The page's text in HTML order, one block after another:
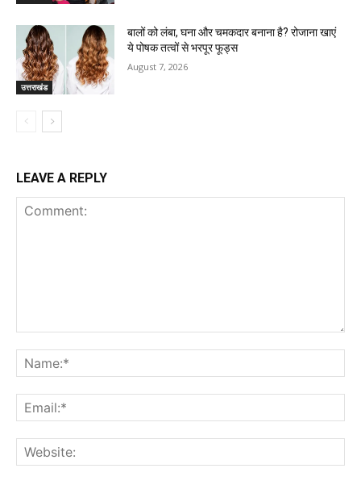
उत्तराखंड
बालों को लंबा, घना और चमकदार बनाना है? रोजाना खाएं
ये पोषक तत्वों से भरपूर फूड्स
August 7, 2026
LEAVE A REPLY